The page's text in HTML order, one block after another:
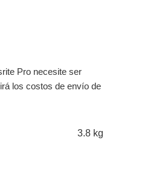
Pro necesite ser
los costos de envío de
3.8 kg